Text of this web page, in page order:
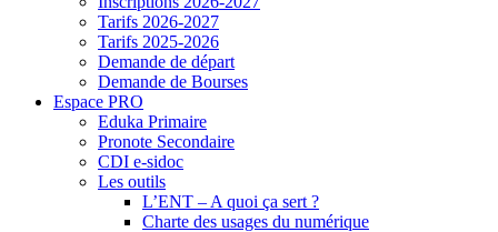
Tarifs 2026-2027
Tarifs 2025-2026
Demande de départ
Demande de Bourses
Espace PRO
Eduka Primaire
Pronote Secondaire
CDI e-sidoc
Les outils
L’ENT – A quoi ça sert ?
Charte des usages du numérique